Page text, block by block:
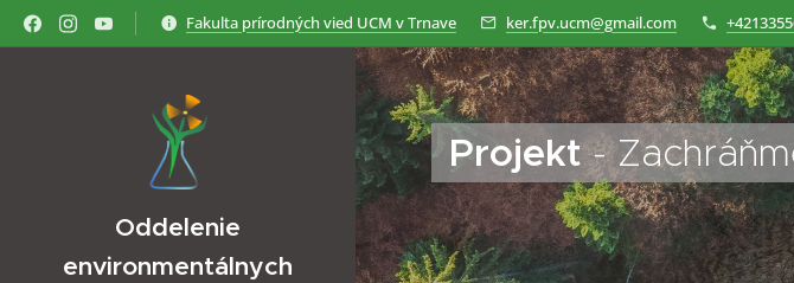
Fakulta prírodných vied UCM v Trnave ker.fpv.ucm@gmail.com
Oddelenie
environmentálnych
Projekt-